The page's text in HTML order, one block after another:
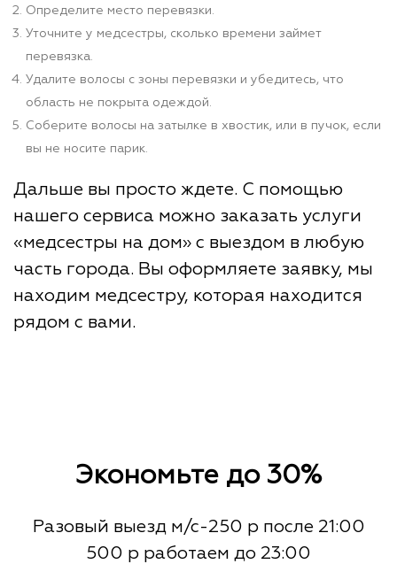
Определите место перевязки.
Уточните у медсестры, сколько времени займет
перевязка.
Удалите волосы с зоны перевязки и убедитесь, что
область не покрыта одеждой.
Соберите волосы на затылке в хвостик, или в пучок, если
вы не носите парик.
Дальше вы просто ждете. С помощью
нашего сервиса можно заказать услуги
«медсестры на дом» с выездом в любую
часть города. Вы оформляете заявку, мы
находим медсестру, которая находится
рядом с вами.
Экономьте до 30%
Разовый выезд м/с-250 р после 21:00
500 р работаем до 23:00